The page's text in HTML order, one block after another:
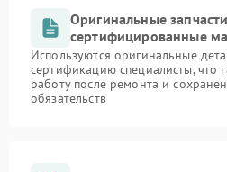
Оригинальные
сертифицированные
Используются оригинальные
сертификацию специалисты, что
работу после ремонта и
обязательств